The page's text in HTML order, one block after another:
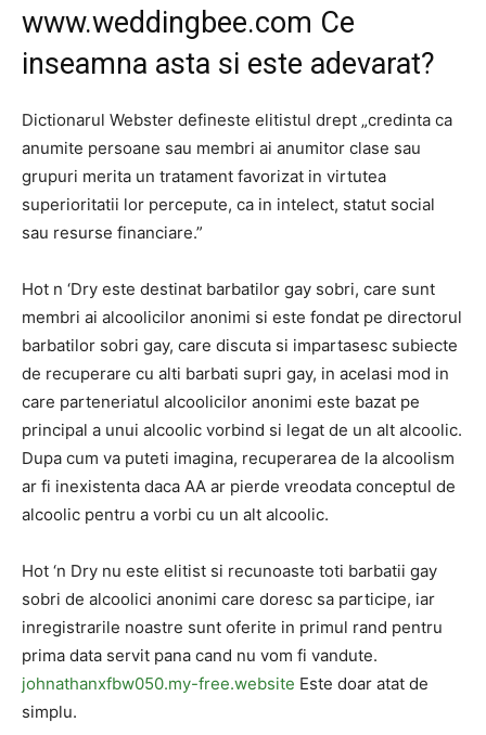
www.weddingbee.com Ce
inseamna asta si este adevarat?
Dictionarul Webster defineste elitistul drept „credinta ca
anumite persoane sau membri ai anumitor clase sau
grupuri merita un tratament favorizat in virtutea
superioritatii lor percepute, ca in intelect, statut social
sau resurse financiare.”
Hot n ‘Dry este destinat barbatilor gay sobri, care sunt
membri ai alcoolicilor anonimi si este fondat pe directorul
barbatilor sobri gay, care discuta si impartasesc subiecte
de recuperare cu alti barbati supri gay, in acelasi mod in
care parteneriatul alcoolicilor anonimi este bazat pe
principal a unui alcoolic vorbind si legat de un alt alcoolic.
Dupa cum va puteti imagina, recuperarea de la alcoolism
ar fi inexistenta daca AA ar pierde vreodata conceptul de
alcoolic pentru a vorbi cu un alt alcoolic.
Hot ‘n Dry nu este elitist si recunoaste toti barbatii gay
sobri de alcoolici anonimi care doresc sa participe, iar
inregistrarile noastre sunt oferite in primul rand pentru
prima data servit pana cand nu vom fi vandute.
johnathanxfbw050.my-free.website Este doar atat de
simplu.